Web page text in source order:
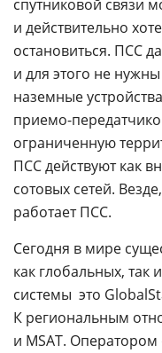
спутниковой связи
и действительно
остановиться. ПСС
и для этого не
наземные
приемо-
ограниченную
ПСС действуют как
сотовых сетей.
работает ПСС.
Сегодня в мире
как глобальных, так
системы  это
К региональным
и MSAT. Оператором